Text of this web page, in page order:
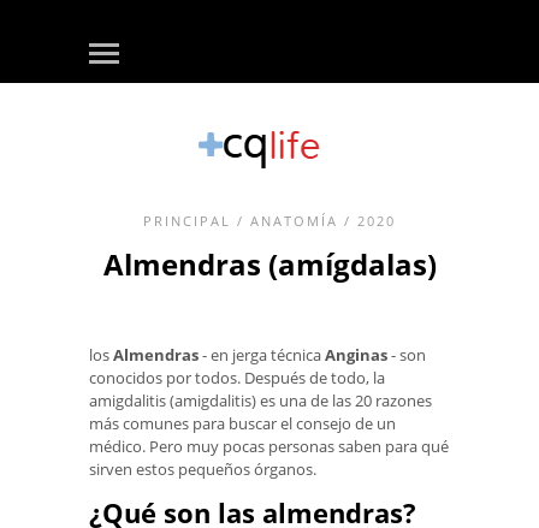
PRINCIPAL / ANATOMÍA / 2020
Almendras (amígdalas)
losAlmendras- en jerga técnicaAnginas- son
conocidos por todos. Después de todo, la
amigdalitis (amigdalitis) es una de las 20 razones
más comunes para buscar el consejo de un
médico. Pero muy pocas personas saben para qué
sirven estos pequeños órganos.
¿Qué son las almendras?